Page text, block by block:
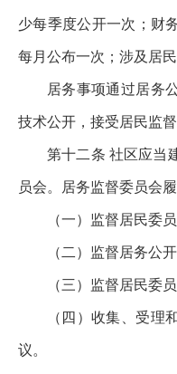
少每季度公开一次；财
每月公布一次；涉及居
居务事项通过居务
技术公开，接受居民监
第十二条 社区应当
员会。居务监督委员会
（一）监督居民委
（二）监督居务公
（三）监督居民委
（四）收集、受理
议。